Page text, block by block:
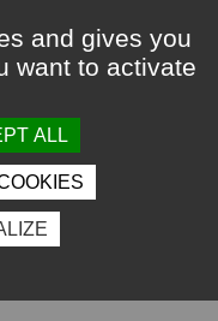
Photothèque
and gives you
want to activate
ALL